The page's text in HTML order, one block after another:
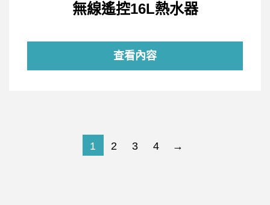
無線遙控16L熱水器
查看內容
1 2 3 4 →